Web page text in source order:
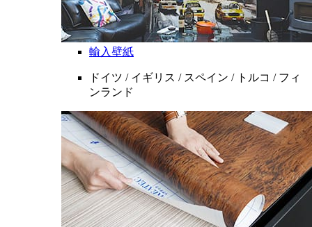
輸入壁紙
ドイツ / イギリス / スペイン / トルコ / フィ
ンランド